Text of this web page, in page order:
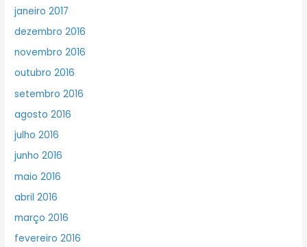
janeiro 2017
dezembro 2016
novembro 2016
outubro 2016
setembro 2016
agosto 2016
julho 2016
junho 2016
maio 2016
abril 2016
março 2016
fevereiro 2016